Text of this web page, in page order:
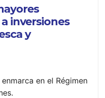
inversiones
y
en el Régimen